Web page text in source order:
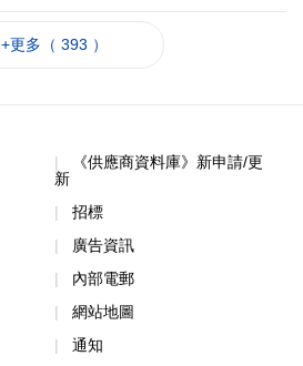
+更多（ 393 ）
《供應商資料庫》新申請/更
新
招標
廣告資訊
內部電郵
網站地圖
通知